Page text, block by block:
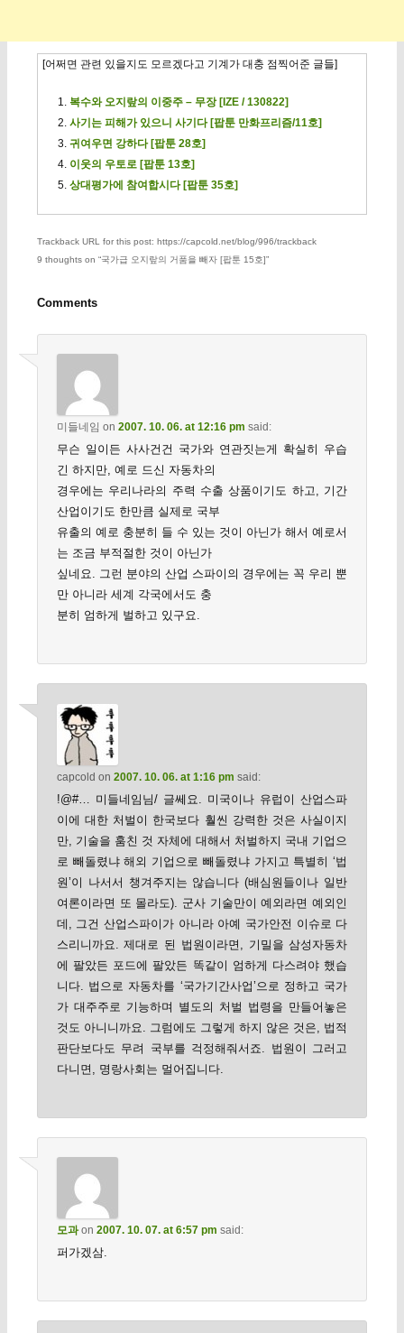
[어쩌면 관련 있을지도 모르겠다고 기계가 대충 점찍어준 글들]
복수와 오지랖의 이중주 – 무장 [IZE / 130822]
사기는 피해가 있으니 사기다 [팝툰 만화프리즘/11호]
귀여우면 강하다 [팝툰 28호]
이웃의 우토로 [팝툰 13호]
상대평가에 참여합시다 [팝툰 35호]
Trackback URL for this post: https://capcold.net/blog/996/trackback
9 thoughts on “국가급 오지랖의 거품을 빼자 [팝툰 15호]”
Comments
미들네임 on 2007. 10. 06. at 12:16 pm said:
무슨 일이든 사사건건 국가와 연관짓는게 확실히 우습
긴 하지만, 예로 드신 자동차의
경우에는 우리나라의 주력 수출 상품이기도 하고, 기간
산업이기도 한만큼 실제로 국부
유출의 예로 충분히 들 수 있는 것이 아닌가 해서 예로서
는 조금 부적절한 것이 아닌가
싶네요. 그런 분야의 산업 스파이의 경우에는 꼭 우리 뿐
만 아니라 세계 각국에서도 충
분히 엄하게 벌하고 있구요.
capcold on 2007. 10. 06. at 1:16 pm said:
!@#… 미들네임님/ 글쎄요. 미국이나 유럽이 산업스파
이에 대한 처벌이 한국보다 훨씬 강력한 것은 사실이지
만, 기술을 훔친 것 자체에 대해서 처벌하지 국내 기업으
로 빼돌렸냐 해외 기업으로 빼돌렸냐 가지고 특별히 ‘법
원’이 나서서 챙겨주지는 않습니다 (배심원들이나 일반
여론이라면 또 몰라도). 군사 기술만이 예외라면 예외인
데, 그건 산업스파이가 아니라 아예 국가안전 이슈로 다
스리니까요. 제대로 된 법원이라면, 기밀을 삼성자동차
에 팔았든 포드에 팔았든 똑같이 엄하게 다스려야 했습
니다. 법으로 자동차를 ‘국가기간사업’으로 정하고 국가
가 대주주로 기능하며 별도의 처벌 법령을 만들어놓은
것도 아니니까요. 그럼에도 그렇게 하지 않은 것은, 법적
판단보다도 무려 국부를 걱정해줘서죠. 법원이 그러고
다니면, 명랑사회는 멀어집니다.
모과on 2007. 10. 07. at 6:57 pm said:
퍼가겠삼.